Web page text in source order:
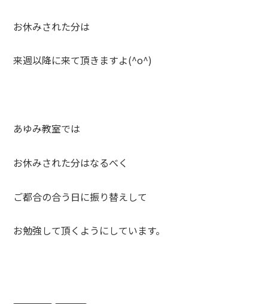
お休みされた分は
来週以降に来て頂きますよ(^o^)
あゆみ教室では
お休みされた分はなるべく
ご都合の合う日に振り替えして
お勉強して頂くようにしています。